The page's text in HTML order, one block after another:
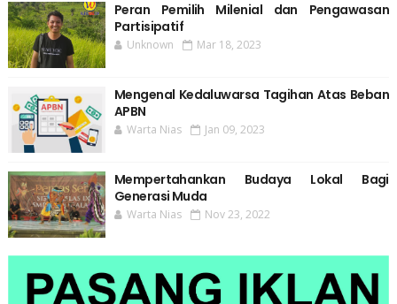
Peran Pemilih Milenial dan Pengawasan
Partisipatif
Unknown Mar 18, 2023
Mengenal Kedaluwarsa Tagihan Atas Beban
APBN
Warta Nias Jan 09, 2023
Mempertahankan Budaya Lokal Bagi
Generasi Muda
Warta Nias Nov 23, 2022